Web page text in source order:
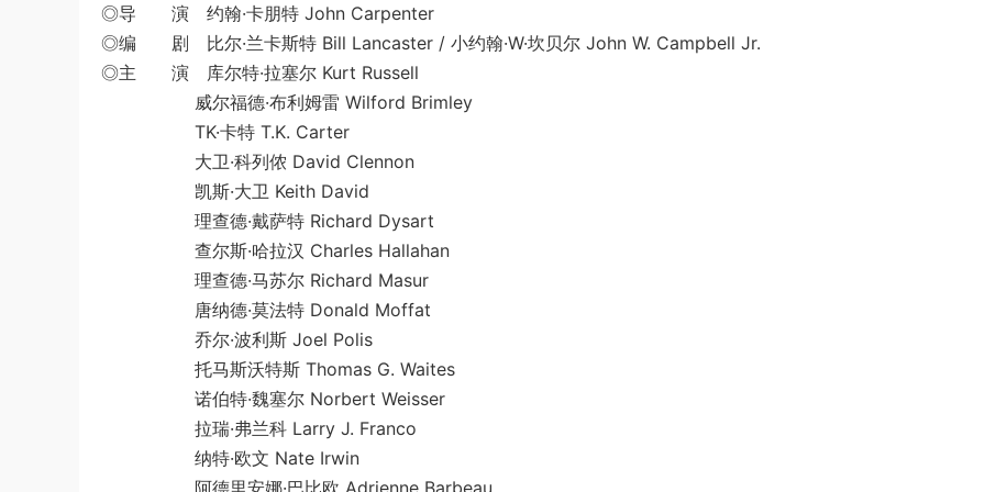
◎导 演 约翰·卡朋特 John Carpenter
◎编 剧 比尔·兰卡斯特 Bill Lancaster / 小约翰·W·坎贝尔 John W. Campbell Jr.
◎主 演 库尔特·拉塞尔 Kurt Russell
威尔福德·布利姆雷 Wilford Brimley
TK·卡特 T.K. Carter
大卫·科列侬 David Clennon
凯斯·大卫 Keith David
理查德·戴萨特 Richard Dysart
查尔斯·哈拉汉 Charles Hallahan
理查德·马苏尔 Richard Masur
唐纳德·莫法特 Donald Moffat
乔尔·波利斯 Joel Polis
托马斯沃特斯 Thomas G. Waites
诺伯特·魏塞尔 Norbert Weisser
拉瑞·弗兰科 Larry J. Franco
纳特·欧文 Nate Irwin
阿德里安娜·巴比欧 Adrienne Barbeau